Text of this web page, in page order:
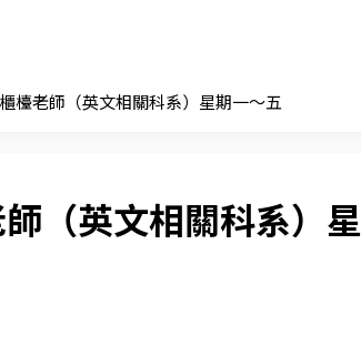
檯老師（英文相關科系）星期一～五
（英文相關科系）星